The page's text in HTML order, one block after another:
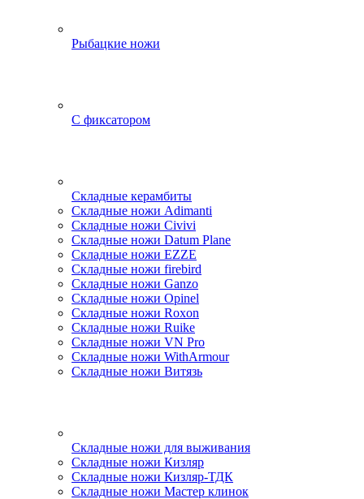
Рыбацкие ножи
С фиксатором
Складные керамбиты
Складные ножи Adimanti
Складные ножи Civivi
Складные ножи Datum Plane
Складные ножи EZZE
Складные ножи firebird
Складные ножи Ganzo
Складные ножи Opinel
Складные ножи Roxon
Складные ножи Ruike
Складные ножи VN Pro
Складные ножи WithArmour
Складные ножи Витязь
Складные ножи для выживания
Складные ножи Кизляр
Складные ножи Кизляр-ТДК
Складные ножи Мастер клинок